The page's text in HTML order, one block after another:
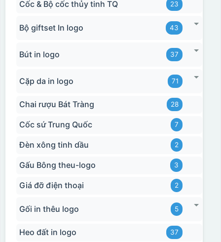
Cốc & Bộ cốc thủy tinh TQ 23
Bộ giftset In logo 43
Bút in logo 37
Cặp da in logo 71
Chai rượu Bát Tràng 28
Cốc sứ Trung Quốc 7
Đèn xông tinh dầu 2
Gấu Bông theu-logo 3
Giá đỡ điện thoại 2
Gối in thêu logo 5
Heo đất in logo 37